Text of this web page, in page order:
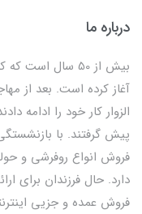
درباره ما
بیش از 50 سال
آغاز کرده است. بعد از
الزوار کار خود را ادامه
پیش گرفتند. با بازنشستگی
فروش عمده و جزیی